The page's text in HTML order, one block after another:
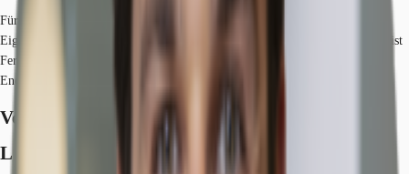
Für diese Liegenschaft liegt ein Bedarfsausweis vom 16.10.2020 vom
Eigentümer/Vermieter vor. Der wesentliche Energieträger der Liegenschaft ist
Fernwärme. Der Endenergiebedarf Strom beträgt 18.9 kWh/(m²*a). Der
Endenergiebedarf Wärme beträgt 110.4 kWh/(m²*a).
Verfügbare Fläche
Lage und Verkehrsanbindung